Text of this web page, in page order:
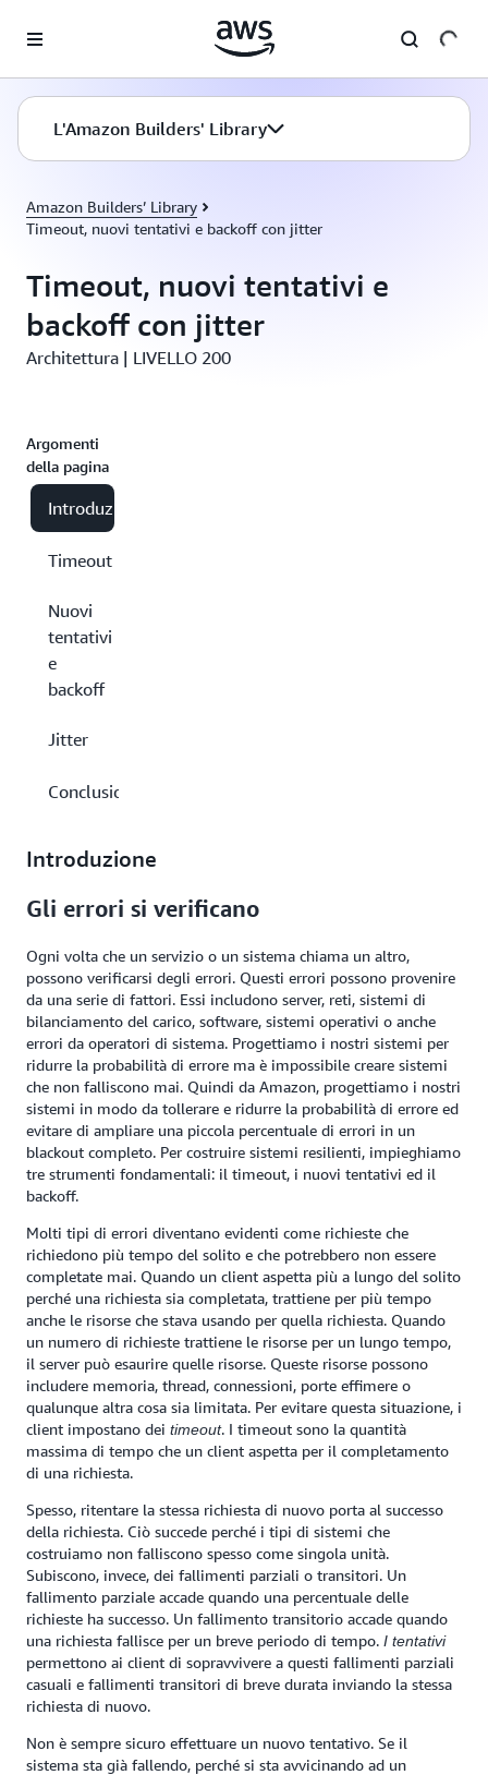
L'Amazon Builders' Library
Amazon Builders’ Library
Timeout, nuovi tentativi e backoff con jitter
Timeout, nuovi tentativi e
backoff con jitter
Architettura | LIVELLO 200
Argomenti
della pagina
Introduzione
Timeout
Nuovi
tentativi
e
backoff
Jitter
Conclusioni
Introduzione
Gli errori si verificano
Ogni volta che un servizio o un sistema chiama un altro,
possono verificarsi degli errori. Questi errori possono provenire
da una serie di fattori. Essi includono server, reti, sistemi di
bilanciamento del carico, software, sistemi operativi o anche
errori da operatori di sistema. Progettiamo i nostri sistemi per
ridurre la probabilità di errore ma è impossibile creare sistemi
che non falliscono mai. Quindi da Amazon, progettiamo i nostri
sistemi in modo da tollerare e ridurre la probabilità di errore ed
evitare di ampliare una piccola percentuale di errori in un
blackout completo. Per costruire sistemi resilienti, impieghiamo
tre strumenti fondamentali: il timeout, i nuovi tentativi ed il
backoff.
Molti tipi di errori diventano evidenti come richieste che
richiedono più tempo del solito e che potrebbero non essere
completate mai. Quando un client aspetta più a lungo del solito
perché una richiesta sia completata, trattiene per più tempo
anche le risorse che stava usando per quella richiesta. Quando
un numero di richieste trattiene le risorse per un lungo tempo,
il server può esaurire quelle risorse. Queste risorse possono
includere memoria, thread, connessioni, porte effimere o
qualunque altra cosa sia limitata. Per evitare questa situazione, i
client impostano dei timeout. I timeout sono la quantità
massima di tempo che un client aspetta per il completamento
di una richiesta.
Spesso, ritentare la stessa richiesta di nuovo porta al successo
della richiesta. Ciò succede perché i tipi di sistemi che
costruiamo non falliscono spesso come singola unità.
Subiscono, invece, dei fallimenti parziali o transitori. Un
fallimento parziale accade quando una percentuale delle
richieste ha successo. Un fallimento transitorio accade quando
una richiesta fallisce per un breve periodo di tempo. I tentativi
permettono ai client di sopravvivere a questi fallimenti parziali
casuali e fallimenti transitori di breve durata inviando la stessa
richiesta di nuovo.
Non è sempre sicuro effettuare un nuovo tentativo. Se il
sistema sta già fallendo, perché si sta avvicinando ad un